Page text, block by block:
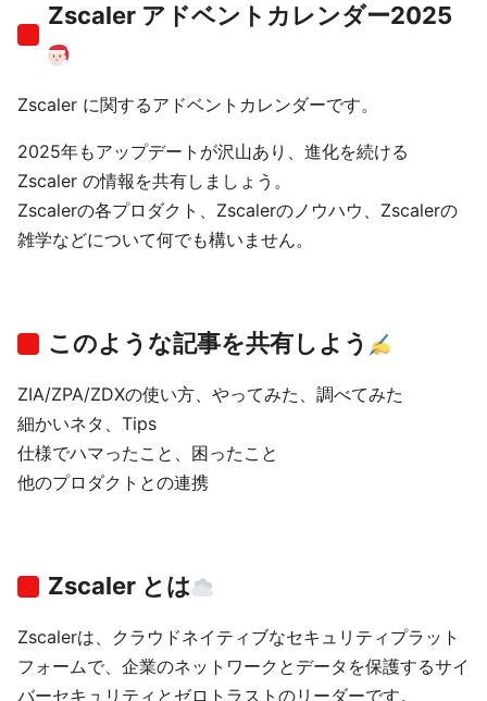
Zscaler アドベントカレンダー2025
Zscaler に関するアドベントカレンダーです。
2025年もアップデートが沢山あり、進化を続ける
Zscaler の情報を共有しましょう。
Zscalerの各プロダクト、Zscalerのノウハウ、Zscalerの
雑学などについて何でも構いません。
このような記事を共有しよう
ZIA/ZPA/ZDXの使い方、やってみた、調べてみた
細かいネタ、Tips
仕様でハマったこと、困ったこと
他のプロダクトとの連携
Zscaler とは
Zscalerは、クラウドネイティブなセキュリティプラット
フォームで、企業のネットワークとデータを保護するサイ
バーセキュリティとゼロトラストのリーダーです。